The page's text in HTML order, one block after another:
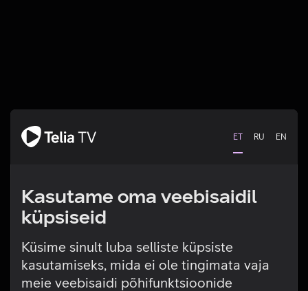
ET RU EN
Kasutame oma veebisaidil
küpsiseid
Küsime sinult luba selliste küpsiste
kasutamiseks, mida ei ole tingimata vaja
meie veebisaidi põhifunktsioonide
Tehniline viga